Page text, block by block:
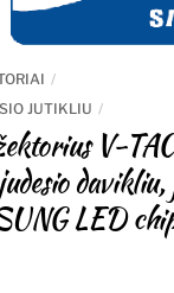
JUTIKLIU
V-
davikliu,
LED